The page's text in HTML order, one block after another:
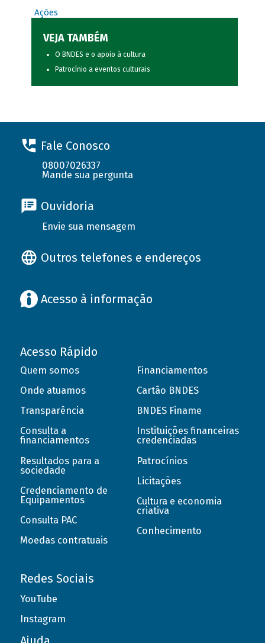
Ações
VEJA TAMBÉM
O BNDES e o apoio à cultura
Patrocínio a eventos culturais
Fale Conosco
08007026337
Mande sua pergunta
Ouvidoria
Envie sua mensagem
Outros telefones e endereços
Acesso à informação
Acesso Rápido
Quem somos
Onde atuamos
Transparência
Consulta a
financiamentos
Resultados para a
sociedade
Credenciamento de
Equipamentos
Consulta PAC
Moedas contratuais
Financiamentos
Cartão BNDES
BNDES Finame
Instituições financeiras
credenciadas
Patrocínios
Licitações
Cultura e economia
criativa
Conhecimento
Redes Sociais
YouTube
Instagram